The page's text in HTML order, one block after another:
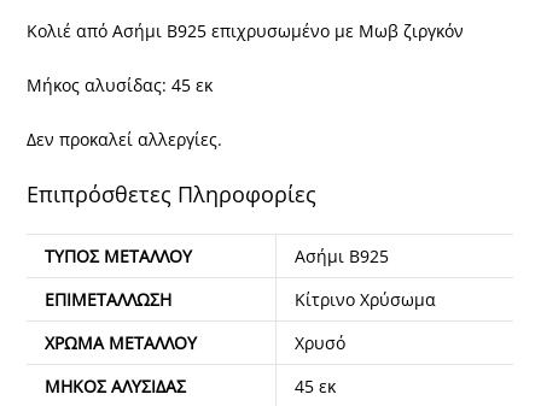
Κολιέ από Ασήμι Β925 επιχρυσωμένο με Μωβ ζιργκόν
Μήκος αλυσίδας: 45 εκ
Δεν προκαλεί αλλεργίες.
Επιπρόσθετες Πληροφορίες
ΤΎΠΟΣ ΜΕΤΆΛΛΟΥ
Ασήμι Β925
ΕΠΙΜΕΤΆΛΛΩΣΗ
Κίτρινο Χρύσωμα
ΧΡΏΜΑ ΜΕΤΆΛΛΟΥ
Χρυσό
ΜΉΚΟΣ ΑΛΥΣΊΔΑΣ
45 εκ